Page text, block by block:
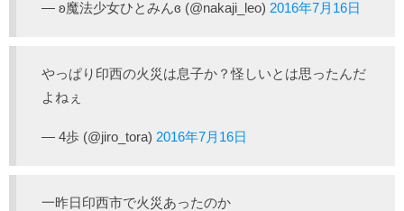
— ʚ魔法少女ひとみんɞ (@nakaji_leo) 2016年7月16日
やっぱり印西の火災は息子か？怪しいとは思ったんだ
よねぇ
— 4歩 (@jiro_tora) 2016年7月16日
一昨日印西市で火災あったのか